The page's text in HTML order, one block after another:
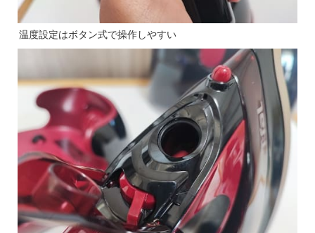
温度設定はボタン式で操作しやすい